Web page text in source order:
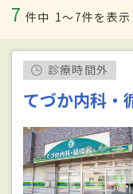
7 件中 1〜7件を表示
診療時間外
てづか内科・